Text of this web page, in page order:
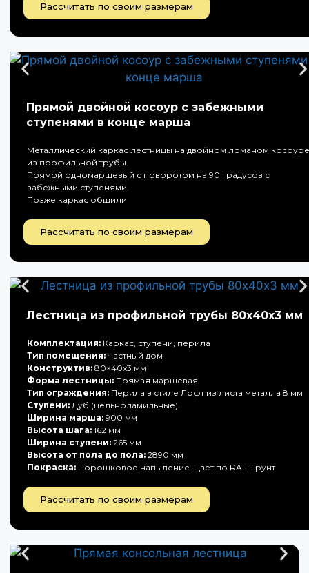
Рассчитать по своим размерам
Прямой двойной косоур с забежными
ступенями в конце марша
Металлический каркас лестницы на двойном ломаном косоуре
из профильной трубы.
Прямой одномаршевый с поворотом на 90 градусов с
забежными ступенями.
Позже каркас обшили
Рассчитать по своим размерам
Лестница из профильной трубы 80х40х3 мм
Комплектация: Каркас, ступени, перила
Тип помещения: Частный дом
Конструктив: 80×40х3 мм
Форма лестницы: Прямая маршевая
Тип ограждения: Перила в стиле Лофт из листа металла 8 мм
Ступени: Дуб (цельноламильные)
Ширина марша: 900 мм
Высота шага: 162 мм
Ширина ступени: 265 мм
Высота от пола до пола: 2890 мм
Покраска: Порошковое напыление. Цвет по RAL. Грунт
Рассчитать по своим размерам